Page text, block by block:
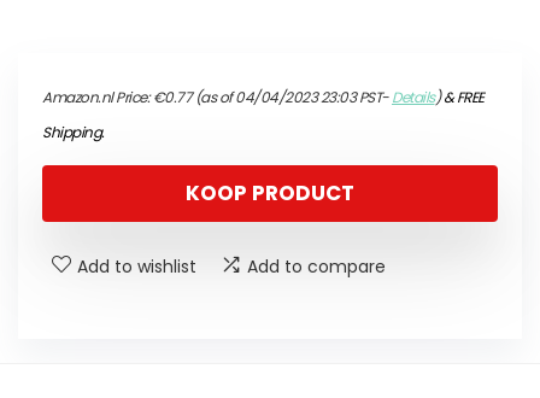
Amazon.nl Price:€0.77(as of 04/04/2023 23:03 PST-Details)&FREE
Shipping.
KOOP PRODUCT
Add to wishlist Add to compare